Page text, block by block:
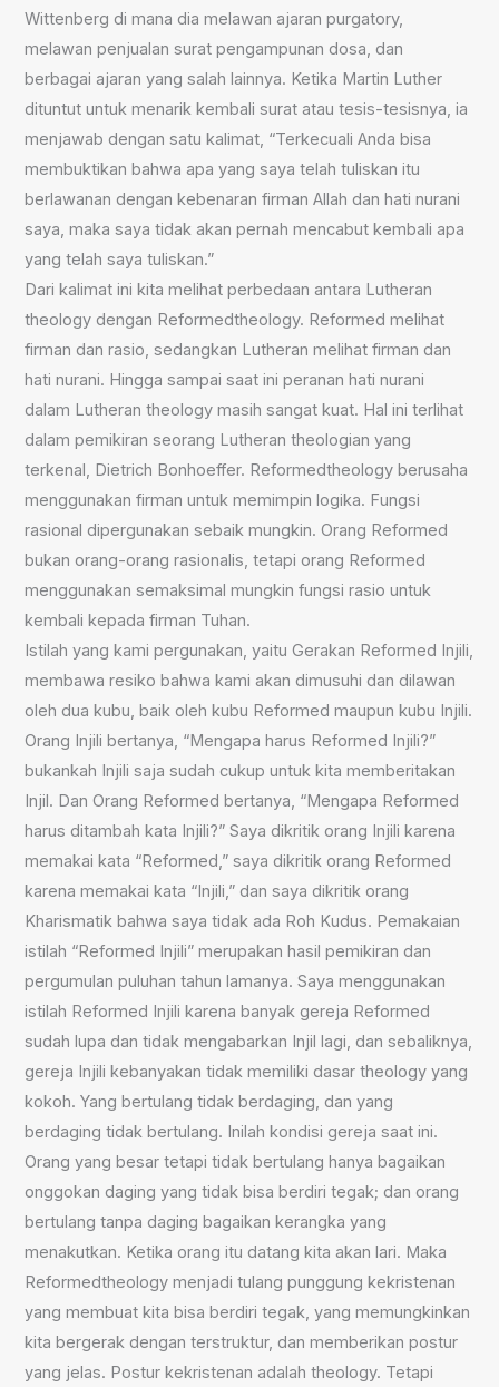
Wittenberg di mana dia melawan ajaran purgatory,
melawan penjualan surat pengampunan dosa, dan
berbagai ajaran yang salah lainnya. Ketika Martin Luther
dituntut untuk menarik kembali surat atau tesis-tesisnya, ia
menjawab dengan satu kalimat, “Terkecuali Anda bisa
membuktikan bahwa apa yang saya telah tuliskan itu
berlawanan dengan kebenaran firman Allah dan hati nurani
saya, maka saya tidak akan pernah mencabut kembali apa
yang telah saya tuliskan.”
Dari kalimat ini kita melihat perbedaan antara Lutheran
theology dengan Reformedtheology. Reformed melihat
firman dan rasio, sedangkan Lutheran melihat firman dan
hati nurani. Hingga sampai saat ini peranan hati nurani
dalam Lutheran theology masih sangat kuat. Hal ini terlihat
dalam pemikiran seorang Lutheran theologian yang
terkenal, Dietrich Bonhoeffer. Reformedtheology berusaha
menggunakan firman untuk memimpin logika. Fungsi
rasional dipergunakan sebaik mungkin. Orang Reformed
bukan orang-orang rasionalis, tetapi orang Reformed
menggunakan semaksimal mungkin fungsi rasio untuk
kembali kepada firman Tuhan.
Istilah yang kami pergunakan, yaitu Gerakan Reformed Injili,
membawa resiko bahwa kami akan dimusuhi dan dilawan
oleh dua kubu, baik oleh kubu Reformed maupun kubu Injili.
Orang Injili bertanya, “Mengapa harus Reformed Injili?”
bukankah Injili saja sudah cukup untuk kita memberitakan
Injil. Dan Orang Reformed bertanya, “Mengapa Reformed
harus ditambah kata Injili?” Saya dikritik orang Injili karena
memakai kata “Reformed,” saya dikritik orang Reformed
karena memakai kata “Injili,” dan saya dikritik orang
Kharismatik bahwa saya tidak ada Roh Kudus. Pemakaian
istilah “Reformed Injili” merupakan hasil pemikiran dan
pergumulan puluhan tahun lamanya. Saya menggunakan
istilah Reformed Injili karena banyak gereja Reformed
sudah lupa dan tidak mengabarkan Injil lagi, dan sebaliknya,
gereja Injili kebanyakan tidak memiliki dasar theology yang
kokoh. Yang bertulang tidak berdaging, dan yang
berdaging tidak bertulang. Inilah kondisi gereja saat ini.
Orang yang besar tetapi tidak bertulang hanya bagaikan
onggokan daging yang tidak bisa berdiri tegak; dan orang
bertulang tanpa daging bagaikan kerangka yang
menakutkan. Ketika orang itu datang kita akan lari. Maka
Reformedtheology menjadi tulang punggung kekristenan
yang membuat kita bisa berdiri tegak, yang memungkinkan
kita bergerak dengan terstruktur, dan memberikan postur
yang jelas. Postur kekristenan adalah theology. Tetapi